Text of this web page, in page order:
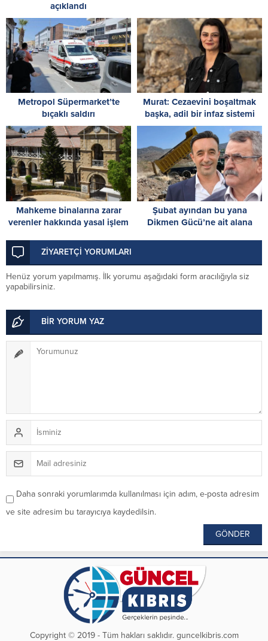
açıklandı
Metropol Süpermarket’te
bıçaklı saldırı
Murat: Cezaevini boşaltmak
başka, adil bir infaz sistemi
kurmak başka
Mahkeme binalarına zarar
verenler hakkında yasal işlem
Şubat ayından bu yana
Dikmen Gücü’ne ait alana
ZİYARETÇİ YORUMLARI
Henüz yorum yapılmamış. İlk yorumu aşağıdaki form aracılığıyla siz
yapabilirsiniz.
BİR YORUM YAZ
Daha sonraki yorumlarımda kullanılması için adım, e-posta adresim
ve site adresim bu tarayıcıya kaydedilsin.
Copyright © 2019 - Tüm hakları saklıdır. guncelkibris.com